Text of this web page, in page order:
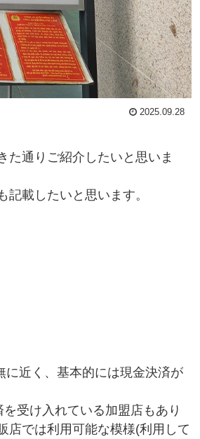
2025.09.28
た通りご紹介したいと思いま
載したいと思います。
に近く、基本的には現金決済が
受け入れている加盟店もあり
店では利用可能な模様(利用して